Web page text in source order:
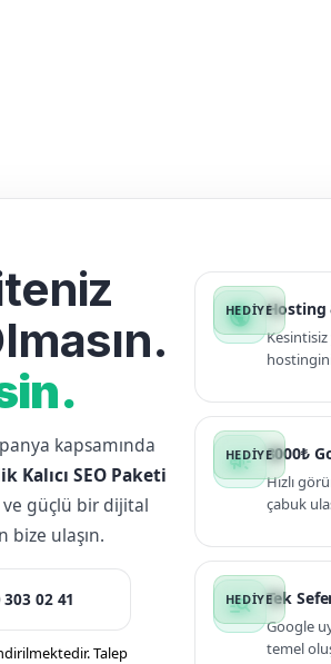
kapsamında
Kalıcı SEO Paketi
ve güçlü bir dijital
bize ulaşın.
303 02 41
Talep
public Hosting
Kesintisiz
campaign 3000₺
Hızlı
çabuk
manage_search Tek
Google
temel